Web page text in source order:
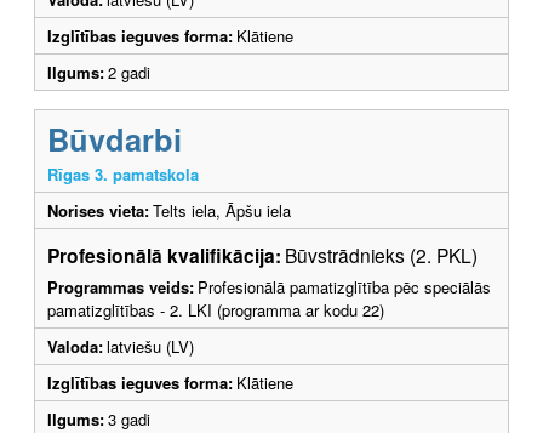
Izglītības ieguves forma: Klātiene
Ilgums:2 gadi
Būvdarbi
Rīgas 3. pamatskola
Norises vieta:Telts iela, Āpšu iela
Profesionālā kvalifikācija: Būvstrādnieks (2. PKL)
Programmas veids: Profesionālā pamatizglītība pēc speciālās
pamatizglītības - 2. LKI (programma ar kodu 22)
Valoda:latviešu (LV)
Izglītības ieguves forma: Klātiene
Ilgums:3 gadi